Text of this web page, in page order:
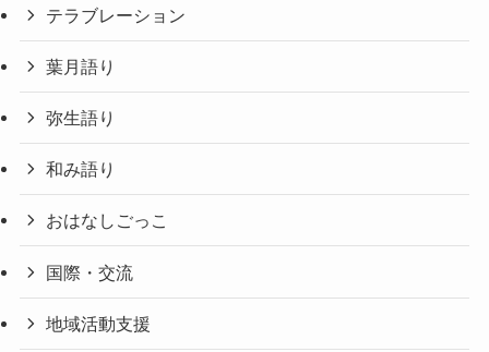
テラブレーション
葉月語り
弥生語り
和み語り
おはなしごっこ
国際・交流
地域活動支援